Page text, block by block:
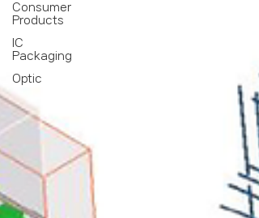
Consumer
Products
IC
Packaging
Optic